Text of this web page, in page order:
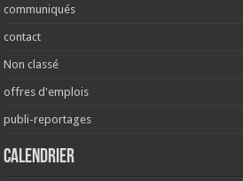
communiqués
contact
Non classé
offres d'emplois
publi-reportages
Calendrier